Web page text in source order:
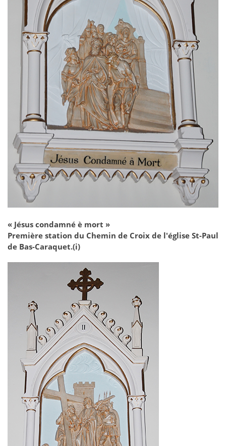
« Jésus condamné è mort »
Première station du Chemin de Croix de l'église St-Paul
de Bas-Caraquet.(i)